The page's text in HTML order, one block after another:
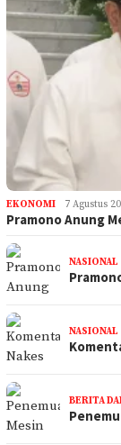
EKONOMI 7 Agustus
Pramono Anung
NASIONAL
NASIONAL
BERITA